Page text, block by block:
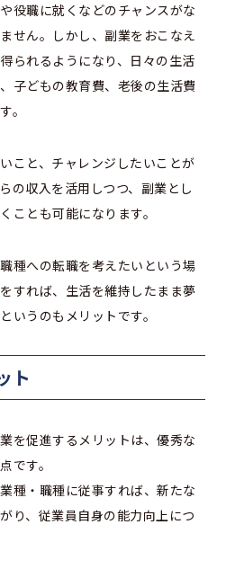
役職に就くなどのチャンスがな
せん。しかし、副業をおこなえ
られるようになり、日々の生活
子どもの教育費、老後の生活費
。
こと、チャレンジしたいことが
の収入を活用しつつ、副業とし
ことも可能になります。
種への転職を考えたいという場
すれば、生活を維持したまま夢
いうのもメリットです。
ト
を促進するメリットは、優秀な
です。
種・職種に従事すれば、新たな
り、従業員自身の能力向上につ